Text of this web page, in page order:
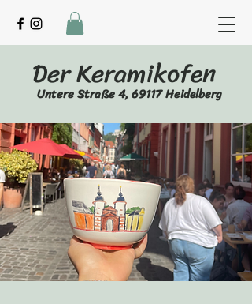
Der Keramikofen
Untere Straße 4, 69117 Heidelberg